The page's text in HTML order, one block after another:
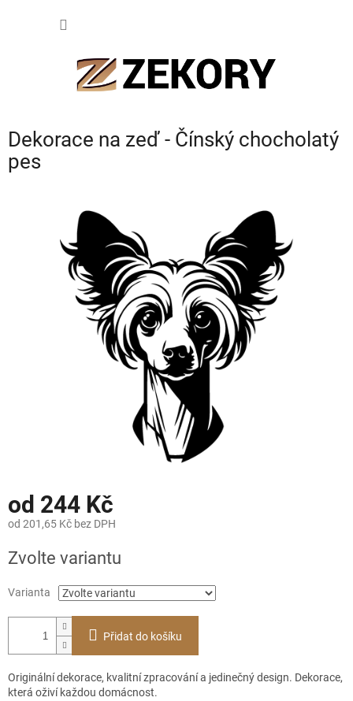
Dekorace na zeď - Čínský chocholatý
pes
od 244 Kč
od 201,65 Kč bez DPH
cena:
Zvolte variantu
Varianta
Přidat do košíku
Originální dekorace, kvalitní zpracování a jedinečný design. Dekorace,
která oživí každou domácnost.